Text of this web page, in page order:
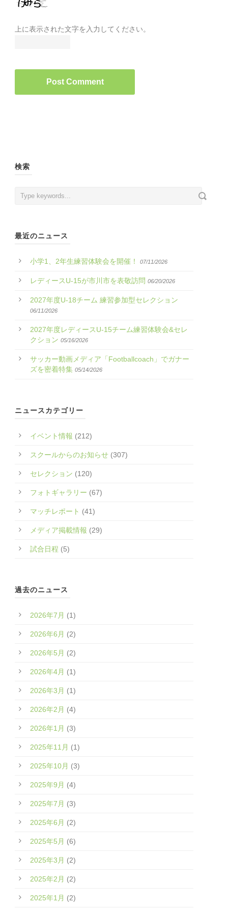
上に表示された文字を入力してください。
検索
最近のニュース
小学1、2年生練習体験会を開催！ 07/11/2026
レディースU-15が市川市を表敬訪問 06/20/2026
2027年度U-18チーム 練習参加型セレクション
06/11/2026
2027年度レディースU-15チーム練習体験会&セレ
クション 05/16/2026
サッカー動画メディア「Footballcoach」でガナー
ズを密着特集 05/14/2026
ニュースカテゴリー
イベント情報 (212)
スクールからのお知らせ (307)
セレクション (120)
フォトギャラリー (67)
マッチレポート (41)
メディア掲載情報 (29)
試合日程 (5)
過去のニュース
2026年7月 (1)
2026年6月 (2)
2026年5月 (2)
2026年4月 (1)
2026年3月 (1)
2026年2月 (4)
2026年1月 (3)
2025年11月 (1)
2025年10月 (3)
2025年9月 (4)
2025年7月 (3)
2025年6月 (2)
2025年5月 (6)
2025年3月 (2)
2025年2月 (2)
2025年1月 (2)